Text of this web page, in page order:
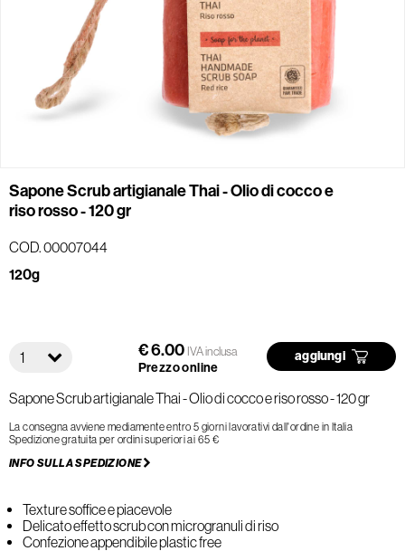
Sapone Scrub artigianale Thai - Olio di cocco e
riso rosso - 120 gr
COD. 00007044
120g
1 € 6.00 IVA inclusa
Prezzo online
aggiungi
Sapone Scrub artigianale Thai - Olio di cocco e riso rosso - 120 gr
La consegna avviene mediamente entro 5 giorni lavorativi dall'ordine in Italia
Spedizione gratuita per ordini superiori ai 65 €
INFO SULLA SPEDIZIONE
Texture soffice e piacevole
Delicato effetto scrub con microgranuli di riso
Confezione appendibile plastic free